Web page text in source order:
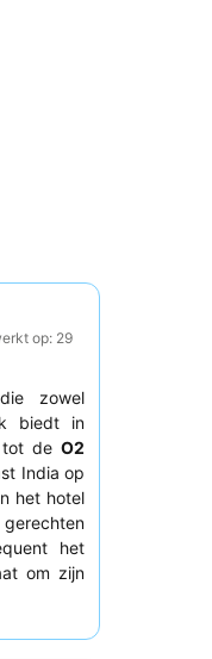
op: 29
zowel
biedt in
tot de O2
India op
het hotel
het
om zijn